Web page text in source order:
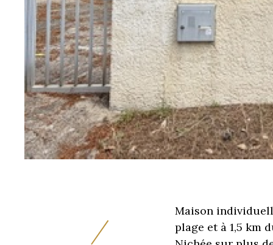
Maison
plage et à 1,5 km